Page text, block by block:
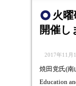
火
開催し
2017年11月
焼田党氏(南
Education